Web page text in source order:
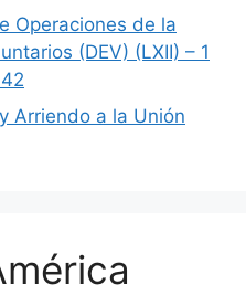
Operaciones de la
(DEV) (LXII) – 1
Arriendo a la Unión